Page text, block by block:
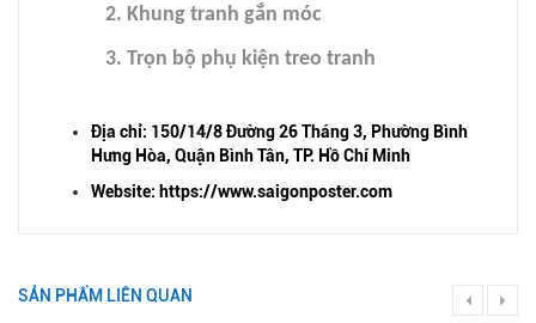
2. Khung tranh gắn móc
3. Trọn bộ phụ kiện treo tranh
Địa chỉ: 150/14/8 Đường 26 Tháng 3, Phường Bình
Hưng Hòa, Quận Bình Tân, TP. Hồ Chí Minh
Website: https://www.saigonposter.com
SẢN PHẨM LIÊN QUAN